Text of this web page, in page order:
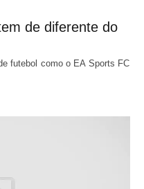
de diferente do
futebol como o EA Sports FC